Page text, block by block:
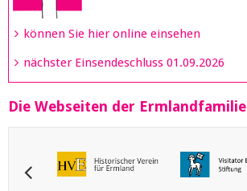
können Sie hier online einsehen
nächster Einsendeschluss 01.09.2026
Die Webseiten der Ermlandfamilie